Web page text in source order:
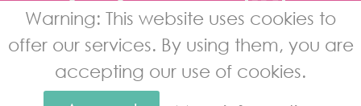
Warning: This website uses cookies to
offer our services. By using them, you are
accepting our use of cookies.
Youtube Linkedin
Legal Warning· Date privacy and
protection policy·